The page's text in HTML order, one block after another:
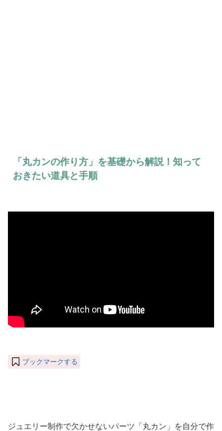
「丸カンの作り方」を基礎から解説！知って
おきたい道具と手順
ブックマークする
ジュエリー制作で欠かせないパーツ「丸カン」を自分で作